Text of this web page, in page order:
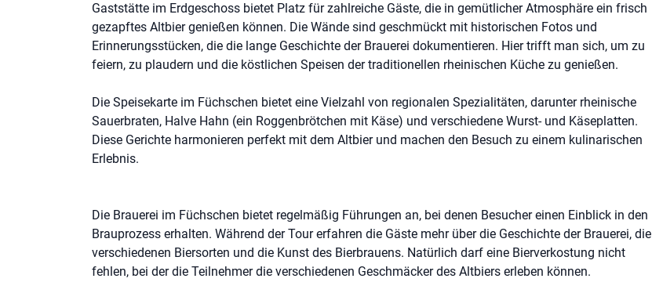
Gaststätte im Erdgeschoss bietet Platz für zahlreiche Gäste, die in gemütlicher Atmosphäre ein frisch
gezapftes Altbier genießen können. Die Wände sind geschmückt mit historischen Fotos und
Erinnerungsstücken, die die lange Geschichte der Brauerei dokumentieren. Hier trifft man sich, um zu
feiern, zu plaudern und die köstlichen Speisen der traditionellen rheinischen Küche zu genießen.
Die Speisekarte im Füchschen bietet eine Vielzahl von regionalen Spezialitäten, darunter rheinische
Sauerbraten, Halve Hahn (ein Roggenbrötchen mit Käse) und verschiedene Wurst- und Käseplatten.
Diese Gerichte harmonieren perfekt mit dem Altbier und machen den Besuch zu einem kulinarischen
Erlebnis.
Die Brauerei im Füchschen bietet regelmäßig Führungen an, bei denen Besucher einen Einblick in den
Brauprozess erhalten. Während der Tour erfahren die Gäste mehr über die Geschichte der Brauerei, die
verschiedenen Biersorten und die Kunst des Bierbrauens. Natürlich darf eine Bierverkostung nicht
fehlen, bei der die Teilnehmer die verschiedenen Geschmäcker des Altbiers erleben können.